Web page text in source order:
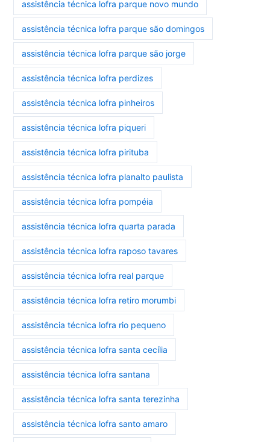
assistência técnica lofra parque novo mundo
assistência técnica lofra parque são domingos
assistência técnica lofra parque são jorge
assistência técnica lofra perdizes
assistência técnica lofra pinheiros
assistência técnica lofra piqueri
assistência técnica lofra pirituba
assistência técnica lofra planalto paulista
assistência técnica lofra pompéia
assistência técnica lofra quarta parada
assistência técnica lofra raposo tavares
assistência técnica lofra real parque
assistência técnica lofra retiro morumbi
assistência técnica lofra rio pequeno
assistência técnica lofra santa cecília
assistência técnica lofra santana
assistência técnica lofra santa terezinha
assistência técnica lofra santo amaro